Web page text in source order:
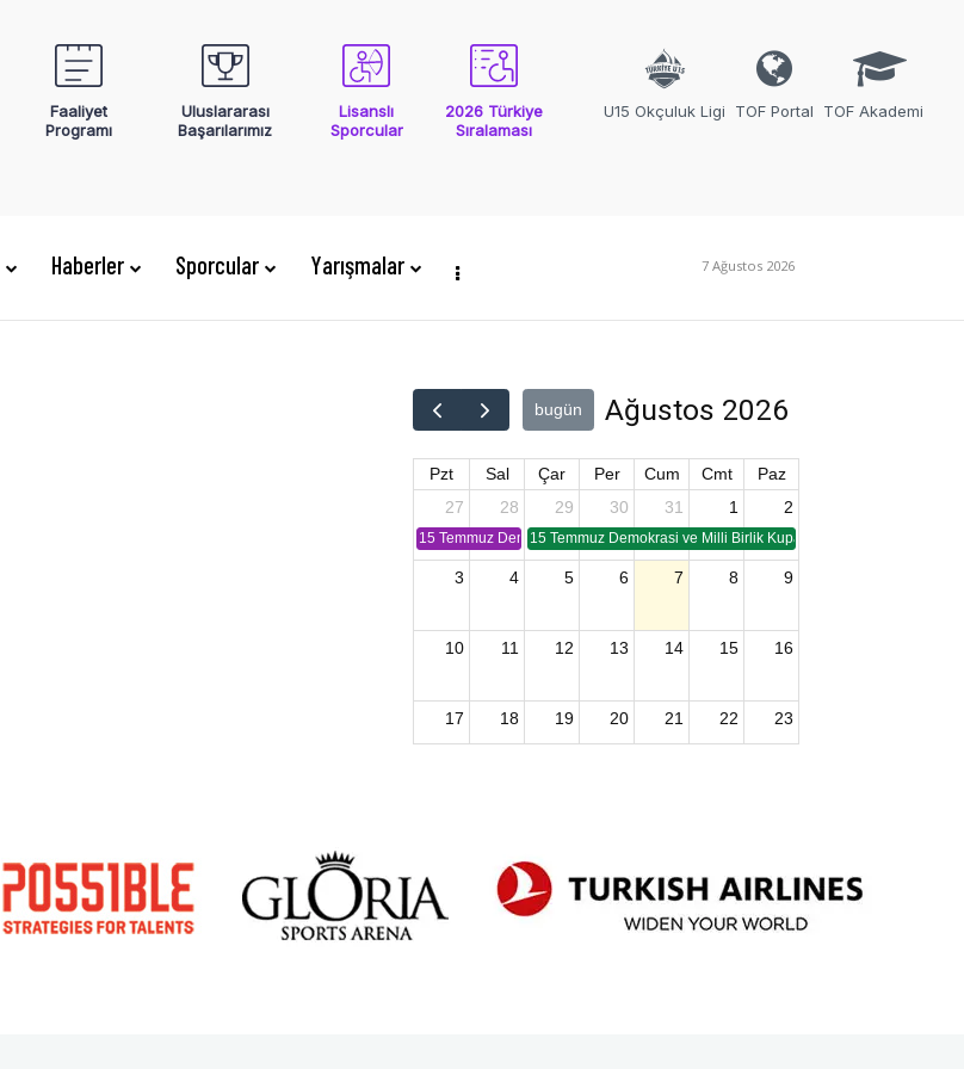
Faaliyet
Programı
Uluslararası
Başarılarımız
Lisanslı
Sporcular
2026 Türkiye
Sıralaması
U15 Okçuluk Ligi TOF Portal TOF Akademi
Haberler Sporcular Yarışmalar 7 Ağustos 2026
bugün Ağustos 2026
Pzt Sal Çar Per Cum Cmt
Paz
27
15 Temmuz Demokrasi ve Birlik Kupası (TSP -2)
28 29
15 Temmuz Demokrasi ve Milli Birlik Kupası 2. Ayak (TSP 2)
30 31 1 2
3 4 5 6 7 8 9
10 11 12 13 14 15 16
17 18 19 20 21 22 23
1